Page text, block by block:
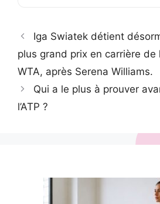
Iga Swiatek détient
plus grand prix en carrière de
WTA, après Serena Williams.
Qui a le plus à prouver
l’ATP ?